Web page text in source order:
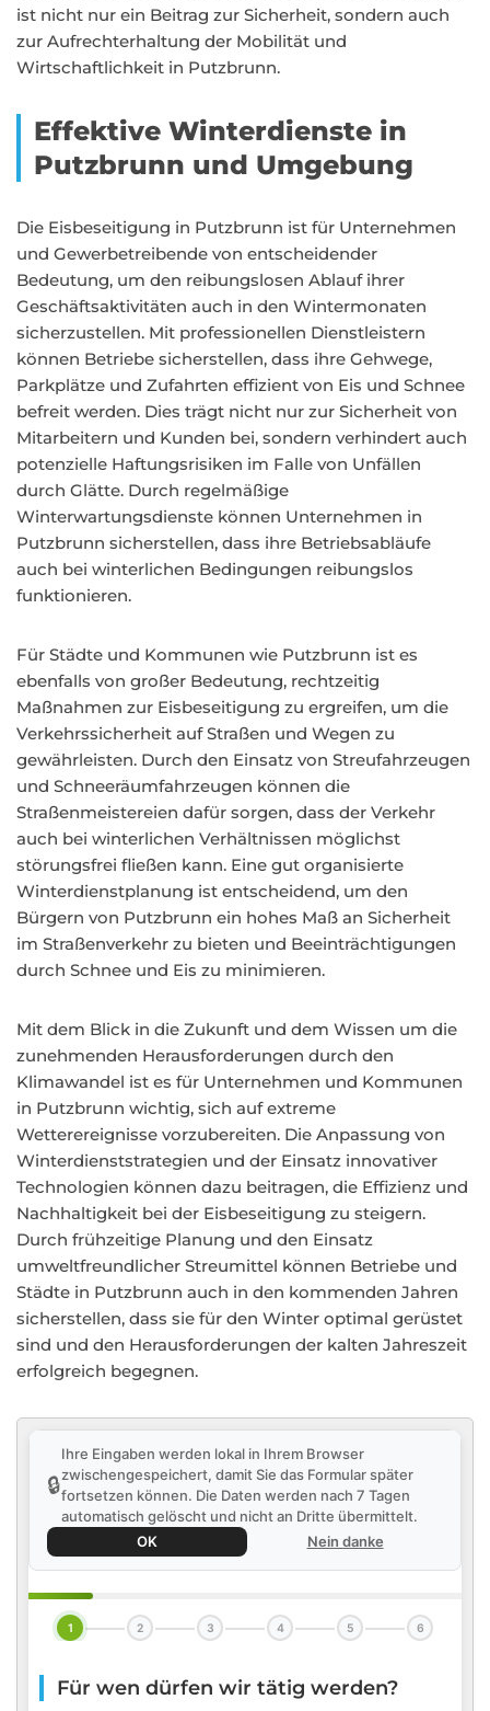
ist nicht nur ein Beitrag zur Sicherheit, sondern auch
zur Aufrechterhaltung der Mobilität und
Wirtschaftlichkeit in Putzbrunn.
Effektive Winterdienste in
Putzbrunn und Umgebung
Die Eisbeseitigung in Putzbrunn ist für Unternehmen
und Gewerbetreibende von entscheidender
Bedeutung, um den reibungslosen Ablauf ihrer
Geschäftsaktivitäten auch in den Wintermonaten
sicherzustellen. Mit professionellen Dienstleistern
können Betriebe sicherstellen, dass ihre Gehwege,
Parkplätze und Zufahrten effizient von Eis und Schnee
befreit werden. Dies trägt nicht nur zur Sicherheit von
Mitarbeitern und Kunden bei, sondern verhindert auch
potenzielle Haftungsrisiken im Falle von Unfällen
durch Glätte. Durch regelmäßige
Winterwartungsdienste können Unternehmen in
Putzbrunn sicherstellen, dass ihre Betriebsabläufe
auch bei winterlichen Bedingungen reibungslos
funktionieren.
Für Städte und Kommunen wie Putzbrunn ist es
ebenfalls von großer Bedeutung, rechtzeitig
Maßnahmen zur Eisbeseitigung zu ergreifen, um die
Verkehrssicherheit auf Straßen und Wegen zu
gewährleisten. Durch den Einsatz von Streufahrzeugen
und Schneeräumfahrzeugen können die
Straßenmeistereien dafür sorgen, dass der Verkehr
auch bei winterlichen Verhältnissen möglichst
störungsfrei fließen kann. Eine gut organisierte
Winterdienstplanung ist entscheidend, um den
Bürgern von Putzbrunn ein hohes Maß an Sicherheit
im Straßenverkehr zu bieten und Beeinträchtigungen
durch Schnee und Eis zu minimieren.
Mit dem Blick in die Zukunft und dem Wissen um die
zunehmenden Herausforderungen durch den
Klimawandel ist es für Unternehmen und Kommunen
in Putzbrunn wichtig, sich auf extreme
Wetterereignisse vorzubereiten. Die Anpassung von
Winterdienststrategien und der Einsatz innovativer
Technologien können dazu beitragen, die Effizienz und
Nachhaltigkeit bei der Eisbeseitigung zu steigern.
Durch frühzeitige Planung und den Einsatz
umweltfreundlicher Streumittel können Betriebe und
Städte in Putzbrunn auch in den kommenden Jahren
sicherstellen, dass sie für den Winter optimal gerüstet
sind und den Herausforderungen der kalten Jahreszeit
erfolgreich begegnen.
🔒
Ihre Eingaben werden lokal in Ihrem Browser
zwischengespeichert, damit Sie das Formular später
fortsetzen können. Die Daten werden nach 7 Tagen
automatisch gelöscht und nicht an Dritte übermittelt.
OK
Nein danke
1 2 3 4 5 6
Für wen dürfen wir tätig werden?